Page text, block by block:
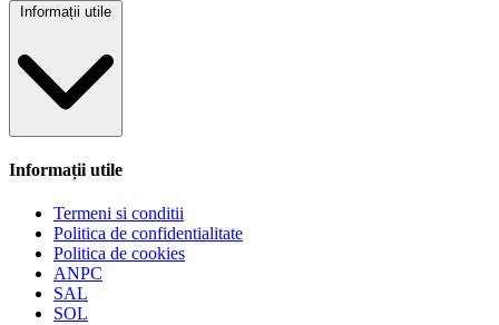
Informații utile
Informații utile
Termeni si conditii
Politica de confidentialitate
Politica de cookies
ANPC
SAL
SOL